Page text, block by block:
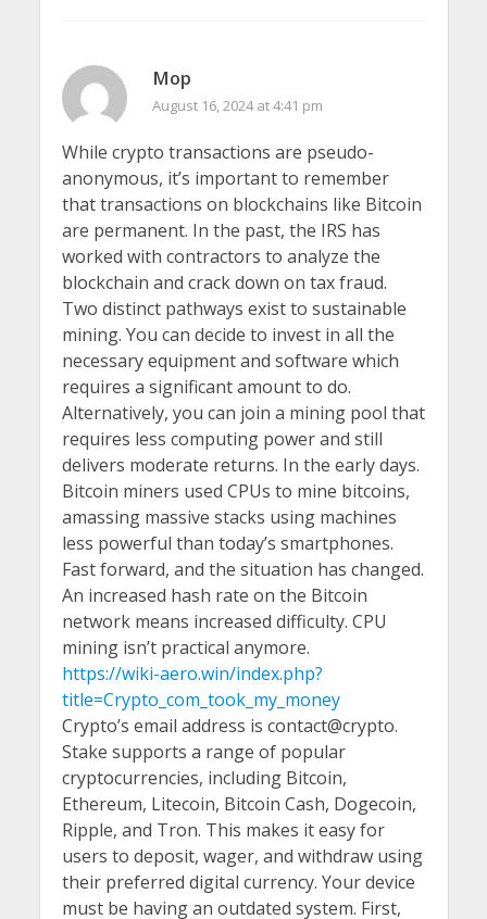
Mop
August 16, 2024 at 4:41 pm
While crypto transactions are pseudo-
anonymous, it’s important to remember
that transactions on blockchains like Bitcoin
are permanent. In the past, the IRS has
worked with contractors to analyze the
blockchain and crack down on tax fraud.
Two distinct pathways exist to sustainable
mining. You can decide to invest in all the
necessary equipment and software which
requires a significant amount to do.
Alternatively, you can join a mining pool that
requires less computing power and still
delivers moderate returns. In the early days.
Bitcoin miners used CPUs to mine bitcoins,
amassing massive stacks using machines
less powerful than today’s smartphones.
Fast forward, and the situation has changed.
An increased hash rate on the Bitcoin
network means increased difficulty. CPU
mining isn’t practical anymore.
https://wiki-aero.win/index.php?
title=Crypto_com_took_my_money
Crypto’s email address is contact@crypto.
Stake supports a range of popular
cryptocurrencies, including Bitcoin,
Ethereum, Litecoin, Bitcoin Cash, Dogecoin,
Ripple, and Tron. This makes it easy for
users to deposit, wager, and withdraw using
their preferred digital currency. Your device
must be having an outdated system. First,